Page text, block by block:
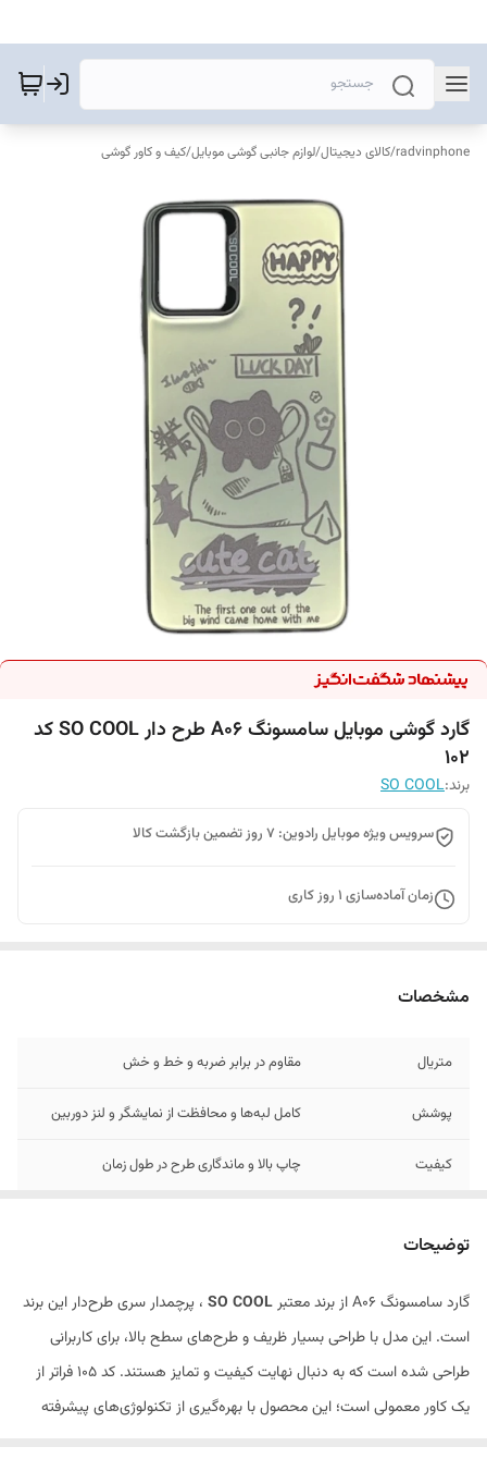
radvinphone
/کالای دیجیتال/لوازم جانبی گوشی موبایل/کیف و کاور گوشی
گارد گوشی موبایل سامسونگ A06 طرح دار SO COOL کد
102
برند:SO COOL
سرویس ویژه موبایل رادوین: 7 روز تضمین بازگشت کالا
زمان آماده‌سازی 1 روز کاری
مشخصات
متریال مقاوم در برابر ضربه و خط و خش
پوشش کامل لبه‌ها و محافظت از نمایشگر و لنز دوربین
کیفیت چاپ بالا و ماندگاری طرح در طول زمان
توضیحات
گارد سامسونگ A06 از برند معتبر SO COOL ، پرچمدار سری طرح‌دار این برند
است. این مدل با طراحی بسیار ظریف و طرح‌های سطح بالا، برای کاربرانی
طراحی شده است که به دنبال نهایت کیفیت و تمایز هستند. کد 105 فراتر از
یک کاور معمولی است؛ این محصول با بهره‌گیری از تکنولوژی‌های پیشرفته